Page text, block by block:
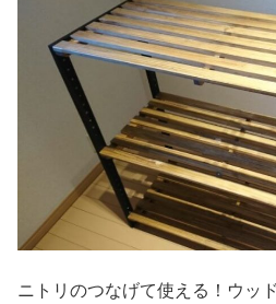
ニトリのつなげて使える！ウッ